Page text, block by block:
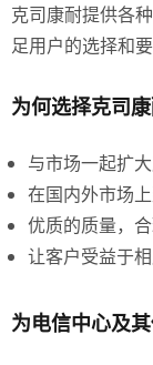
克司康耐提供各
足用户的选择和要
为何选择克司
与市场一起扩
在国内外市场
优质的质量，
让客户受益于
为电信中心及